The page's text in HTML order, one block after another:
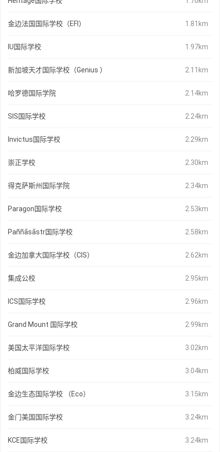
金边法国国际学校（EFI） 1.81km
IU国际学校 1.97km
新加坡天才国际学校（Genius ） 2.11km
哈罗德国际学院 2.14km
SIS国际学校 2.24km
Invictus国际学校 2.29km
崇正学校 2.30km
得克萨斯州国际学院 2.34km
Paragon国际学校 2.53km
Paññāsāstr国际学校 2.58km
金边加拿大国际学校（CIS） 2.62km
集成公校 2.95km
ICS国际学校 2.96km
Grand Mount 国际学校 2.99km
美国太平洋国际学校 3.02km
柏威国际学校 3.04km
金边生态国际学校 （Eco） 3.15km
金门美国国际学校 3.24km
KCE国际学校 3.24km